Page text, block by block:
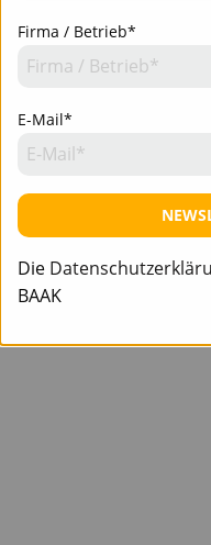
Newsletter-Anmeldung -
Firma / Betrieb*
E-Mail*
Die
BAAK